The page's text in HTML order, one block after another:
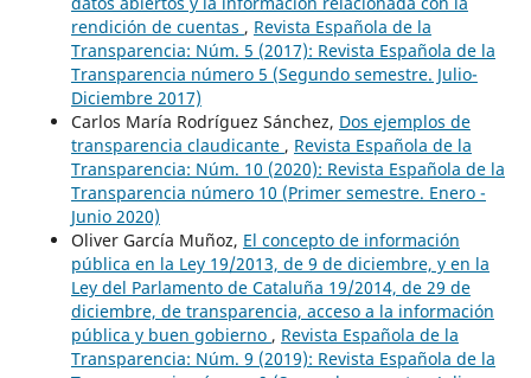
rendición de cuentas , Revista Española de la
Transparencia: Núm. 5 (2017): Revista Española de la
Transparencia número 5 (Segundo semestre. Julio-
Diciembre 2017)
Carlos María Rodríguez Sánchez, Dos ejemplos de
transparencia claudicante , Revista Española de la
Transparencia: Núm. 10 (2020): Revista Española de la
Transparencia número 10 (Primer semestre. Enero -
Junio 2020)
Oliver García Muñoz, El concepto de información
pública en la Ley 19/2013, de 9 de diciembre, y en la
Ley del Parlamento de Cataluña 19/2014, de 29 de
diciembre, de transparencia, acceso a la información
pública y buen gobierno , Revista Española de la
Transparencia: Núm. 9 (2019): Revista Española de la